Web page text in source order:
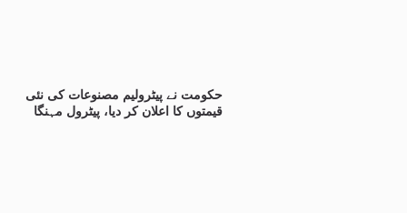
حکومت نے پیٹرولیم مصنوعات کی نئی
قیمتوں کا اعلان کر دیا، پیٹرول مہنگا